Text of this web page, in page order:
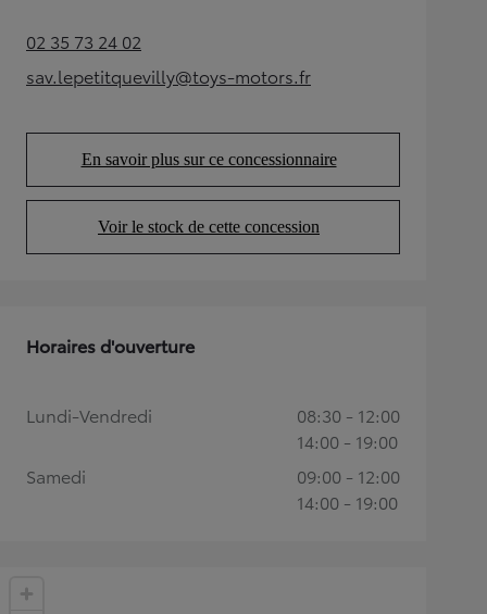
02 35 73 24 02(Opens in new tab)
sav.lepetitquevilly@toys-motors.fr
(Opens in new tab)
En savoir plus sur ce concessionnaire
(Opens in new tab)
Voir le stock de cette concession
(Opens in new tab)
Horaires d'ouverture
Lundi-Vendredi
08:30 - 12:00
14:00 - 19:00
Samedi
09:00 - 12:00
14:00 - 19:00